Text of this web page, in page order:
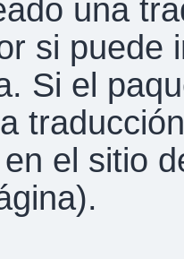
una
si puede
Si el
el sitio